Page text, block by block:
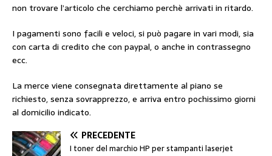
non trovare l’articolo che cerchiamo perchè arrivati in ritardo.
I pagamenti sono facili e veloci, si può pagare in vari modi, sia
con carta di credito che con paypal, o anche in contrassegno
ecc.
La merce viene consegnata direttamente al piano se
richiesto, senza sovrapprezzo, e arriva entro pochissimo giorni
al domicilio indicato.
PRECEDENTE
I toner del marchio HP per stampanti laserjet